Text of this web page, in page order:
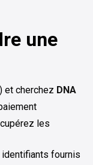
une
et cherchez DNA
les
fournis